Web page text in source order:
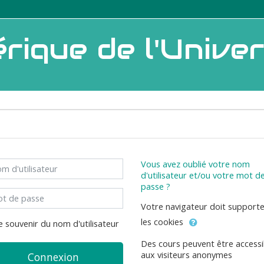
de
d'utilisateur
passe
souvenir du nom d'utilisateur
Connexion
Vous avez oublié votre nom
d'utilisateur et/ou votre mot
passe ?
Votre navigateur doit
les cookies
Des cours peuvent être
aux visiteurs anonymes